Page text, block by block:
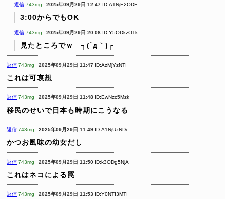
返信 743mg 2025年09月29日 12:47 ID:A1NjE2ODE
3:00からでもOK
返信 743mg 2025年09月29日 20:08 ID:Y5ODkzOTk
見たところでｗ ┐(´д｀)┌
返信 743mg 2025年09月29日 11:47 ID:AzMjYzNTI
これは可哀想
返信 743mg 2025年09月29日 11:48 ID:EwNzc5Mzk
移民のせいで日本も時期にこうなる
返信 743mg 2025年09月29日 11:49 ID:A1NjUzNDc
かつお風味の幼女だし
返信 743mg 2025年09月29日 11:50 ID:k3ODg5NjA
これはネコによる罠
返信 743mg 2025年09月29日 11:53 ID:Y0NTI3MTI